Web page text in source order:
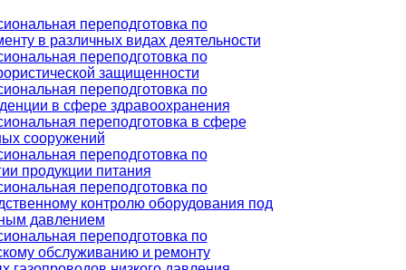
переподготовка по
в различных видах деятельности
переподготовка по
защищенности
переподготовка по
в сфере здравоохранения
переподготовка в сфере
сооружений
переподготовка по
продукции питания
переподготовка по
контролю оборудования под
давлением
переподготовка по
обслуживанию и ремонту